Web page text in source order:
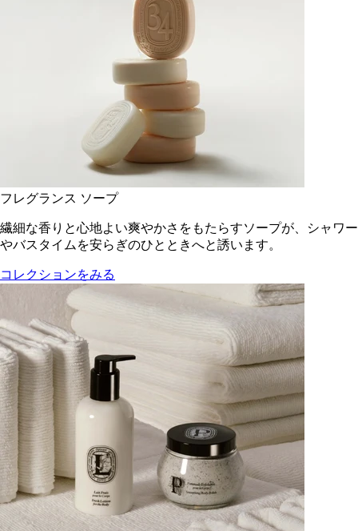
フレグランス ソープ
繊細な香りと心地よい爽やかさをもたらすソープが、シャワー
やバスタイムを安らぎのひとときへと誘います。
コレクションをみる